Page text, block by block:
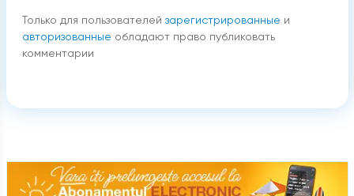
Только для пользователей зарегистрированные и
авторизованные обладают право публиковать
комментарии